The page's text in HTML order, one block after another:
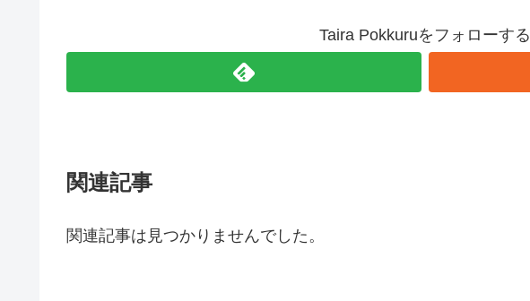
Taira Pokkuruをフォローする
関連記事
関連記事は見つかりませんでした。